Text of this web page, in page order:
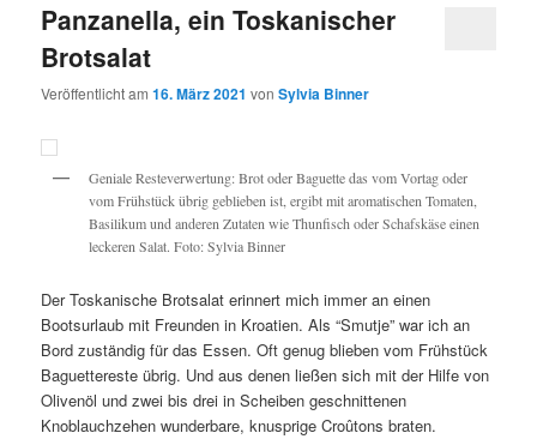
Panzanella, ein Toskanischer
Brotsalat
Veröffentlicht am16. März 2021 vonSylvia Binner
Geniale Resteverwertung: Brot oder Baguette das vom Vortag oder
vom Frühstück übrig geblieben ist, ergibt mit aromatischen Tomaten,
Basilikum und anderen Zutaten wie Thunfisch oder Schafskäse einen
leckeren Salat. Foto: Sylvia Binner
Der Toskanische Brotsalat erinnert mich immer an einen
Bootsurlaub mit Freunden in Kroatien. Als “Smutje” war ich an
Bord zuständig für das Essen. Oft genug blieben vom Frühstück
Baguettereste übrig. Und aus denen ließen sich mit der Hilfe von
Olivenöl und zwei bis drei in Scheiben geschnittenen
Knoblauchzehen wunderbare, knusprige Croûtons braten.